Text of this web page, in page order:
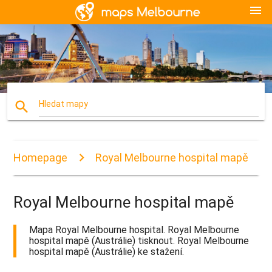
menu
search Hledat mapy
Homepage Royal Melbourne hospital mapě
Royal Melbourne hospital mapě
Mapa Royal Melbourne hospital. Royal Melbourne
hospital mapě (Austrálie) tisknout. Royal Melbourne
hospital mapě (Austrálie) ke stažení.